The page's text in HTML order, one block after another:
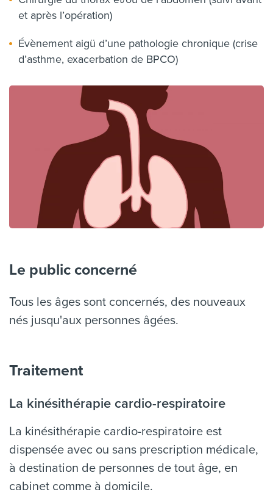
et après l’opération)
Évènement aigü d’une pathologie chronique (crise
d’asthme, exacerbation de BPCO)
Le public concerné
Tous les âges sont concernés, des nouveaux
nés jusqu'aux personnes âgées.
Traitement
La kinésithérapie cardio-respiratoire
La kinésithérapie cardio-respiratoire est
dispensée avec ou sans prescription médicale,
à destination de personnes de tout âge, en
cabinet comme à domicile.